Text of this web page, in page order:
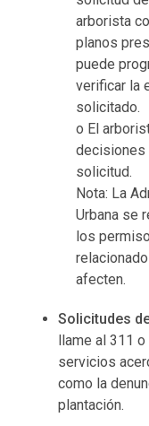
arborista
planos
puede
verificar la
solicitado.
o El
decisiones
solicitud.
Nota: La
Urbana se
los
afecten.
Solicitudes
llame al 311
servicios
como la
plantación.